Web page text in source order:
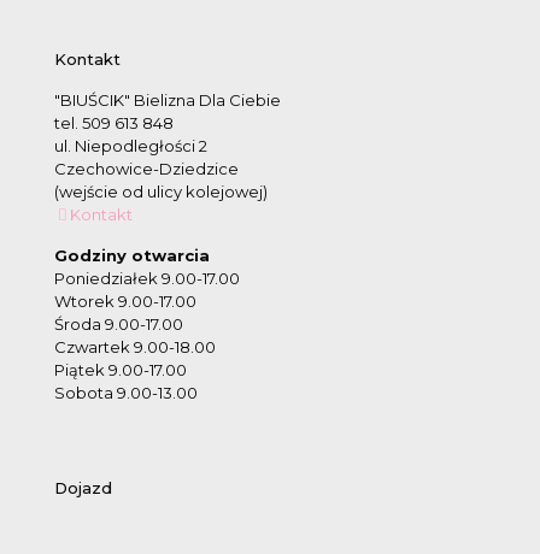
Kontakt
"BIUŚCIK" Bielizna Dla Ciebie
tel. 509 613 848
ul. Niepodległości 2
Czechowice-Dziedzice
(wejście od ulicy kolejowej)
Kontakt
Godziny otwarcia
Poniedziałek 9.00-17.00
Wtorek 9.00-17.00
Środa 9.00-17.00
Czwartek 9.00-18.00
Piątek 9.00-17.00
Sobota 9.00-13.00
Dojazd